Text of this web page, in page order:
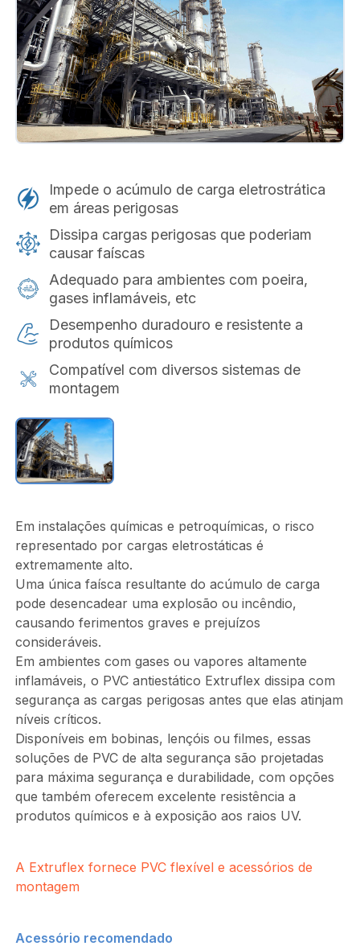
Impede o acúmulo de carga eletrostrática
em áreas perigosas
Dissipa cargas perigosas que poderiam
causar faíscas
Adequado para ambientes com poeira,
gases inflamáveis, etc
Desempenho duradouro e resistente a
produtos químicos
Compatível com diversos sistemas de
montagem
Em instalações químicas e petroquímicas, o risco
representado por cargas eletrostáticas é
extremamente alto.
Uma única faísca resultante do acúmulo de carga
pode desencadear uma explosão ou incêndio,
causando ferimentos graves e prejuízos
consideráveis.
Em ambientes com gases ou vapores altamente
inflamáveis, o PVC antiestático Extruflex dissipa com
segurança as cargas perigosas antes que elas atinjam
níveis críticos.
Disponíveis em bobinas, lençóis ou filmes, essas
soluções de PVC de alta segurança são projetadas
para máxima segurança e durabilidade, com opções
que também oferecem excelente resistência a
produtos químicos e à exposição aos raios UV.
A Extruflex fornece PVC flexível e acessórios de
montagem
Acessório recomendado